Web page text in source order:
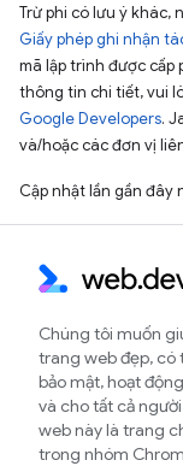
Trừ phi có lưu ý khác,
Giấy phép ghi nhận
mã lập trình được cấp
thông tin chi tiết, vui
Google Developers.
và/hoặc các đơn vị
Cập nhật lần gần đây
Chúng tôi muốn
trang web đẹp, có
bảo mật, hoạt
và cho tất cả
web này là trang
trong nhóm